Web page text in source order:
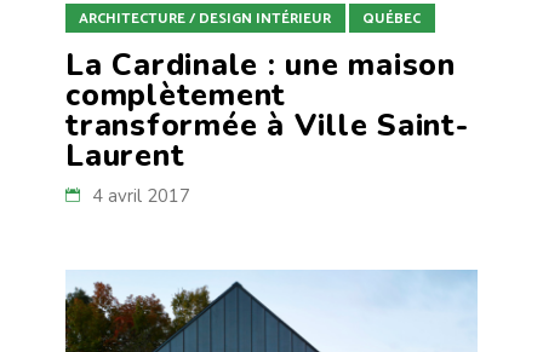
ARCHITECTURE / DESIGN INTÉRIEUR QUÉBEC
La Cardinale : une maison
complètement
transformée à Ville Saint-
Laurent
4 avril 2017